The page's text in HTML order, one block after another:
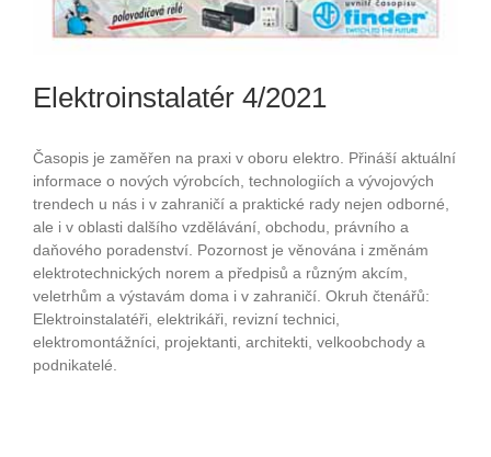
Elektroinstalatér 4/2021
Časopis je zaměřen na praxi v oboru elektro. Přináší aktuální
informace o nových výrobcích, technologiích a vývojových
trendech u nás i v zahraničí a praktické rady nejen odborné,
ale i v oblasti dalšího vzdělávání, obchodu, právního a
daňového poradenství. Pozornost je věnována i změnám
elektrotechnických norem a předpisů a různým akcím,
veletrhům a výstavám doma i v zahraničí. Okruh čtenářů:
Elektroinstalatéři, elektrikáři, revizní technici,
elektromontážníci, projektanti, architekti, velkoobchody a
podnikatelé.